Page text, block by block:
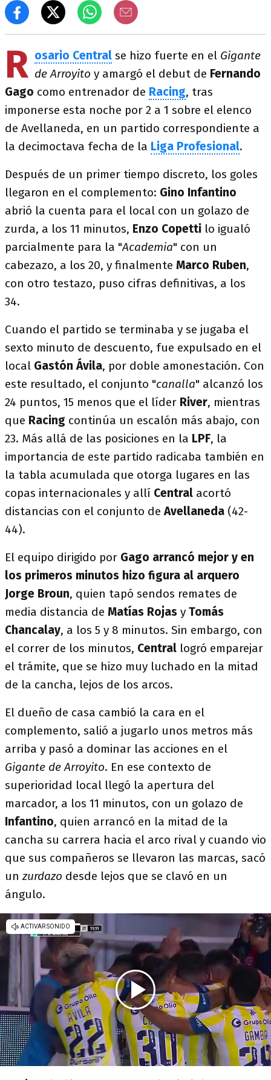
R osario Central se hizo fuerte en el Gigante
de Arroyito y amargó el debut de Fernando
Gago como entrenador de Racing, tras
imponerse esta noche por 2 a 1 sobre el elenco
de Avellaneda, en un partido correspondiente a
la decimoctava fecha de la Liga Profesional.
Después de un primer tiempo discreto, los goles
llegaron en el complemento: Gino Infantino
abrió la cuenta para el local con un golazo de
zurda, a los 11 minutos, Enzo Copetti lo igualó
parcialmente para la "Academia" con un
cabezazo, a los 20, y finalmente Marco Ruben,
con otro testazo, puso cifras definitivas, a los
34.
Cuando el partido se terminaba y se jugaba el
sexto minuto de descuento, fue expulsado en el
local Gastón Ávila, por doble amonestación. Con
este resultado, el conjunto "canalla" alcanzó los
24 puntos, 15 menos que el líder River, mientras
que Racing continúa un escalón más abajo, con
23. Más allá de las posiciones en la LPF, la
importancia de este partido radicaba también en
la tabla acumulada que otorga lugares en las
copas internacionales y allí Central acortó
distancias con el conjunto deAvellaneda (42-
44).
El equipo dirigido por Gago arrancó mejor y en
los primeros minutos hizo figura al arquero
Jorge Broun, quien tapó sendos remates de
media distancia de Matías Rojas y Tomás
Chancalay, a los 5 y 8 minutos. Sin embargo, con
el correr de los minutos, Central logró emparejar
el trámite, que se hizo muy luchado en la mitad
de la cancha, lejos de los arcos.
El dueño de casa cambió la cara en el
complemento, salió a jugarlo unos metros más
arriba y pasó a dominar las acciones en el
Gigante de Arroyito. En ese contexto de
superioridad local llegó la apertura del
marcador, a los 11 minutos, con un golazo de
Infantino, quien arrancó en la mitad de la
cancha su carrera hacia el arco rival y cuando vio
que sus compañeros se llevaron las marcas, sacó
unzurdazo desde lejos que se clavó en un
ángulo.